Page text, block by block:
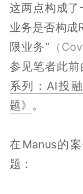
这两点构成了
业务是否构成
限业务” （
参见笔者此前
系列：AI投
题》 。
在Manus的
题：